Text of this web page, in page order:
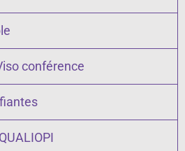
conférence